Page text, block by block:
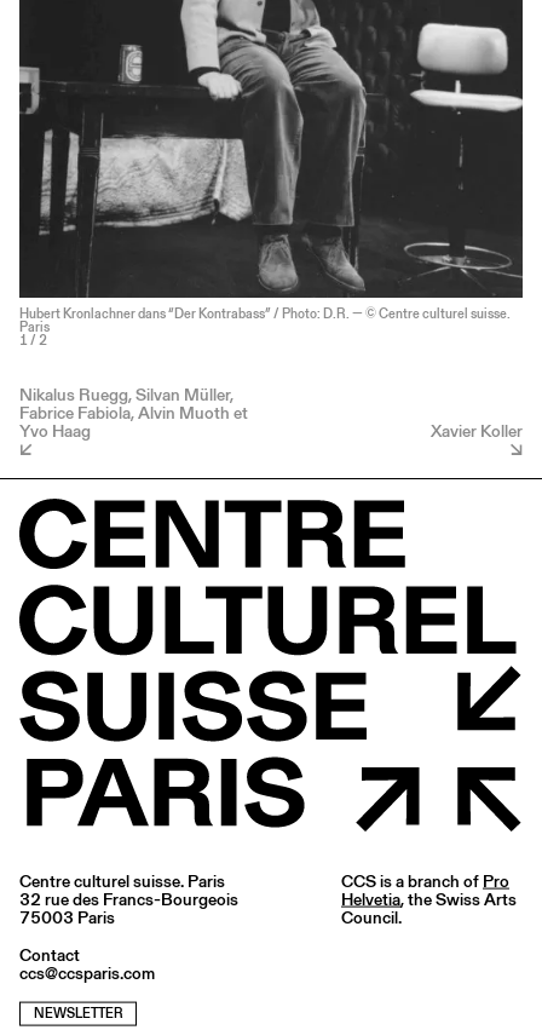
Hubert Kronlachner dans “Der Kontrabass” / Photo: D.R. — © Centre culturel suisse.
Paris
1 / 2
Nikalus Ruegg, Silvan Müller,
Fabrice Fabiola, Alvin Muoth et
Yvo Haag Xavier Koller
Centre culturel suisse. Paris
32 rue des Francs-Bourgeois
75003 Paris
Contact
ccs@ccsparis.com
NEWSLETTER
CCS is a branch of Pro
Helvetia, the Swiss Arts
Council.